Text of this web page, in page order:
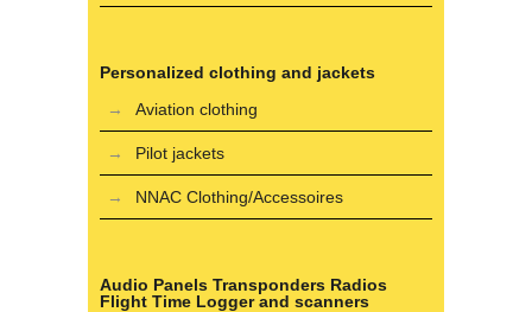
Personalized clothing and jackets
Aviation clothing
Pilot jackets
NNAC Clothing/Accessoires
Audio Panels Transponders Radios
Flight Time Logger and scanners